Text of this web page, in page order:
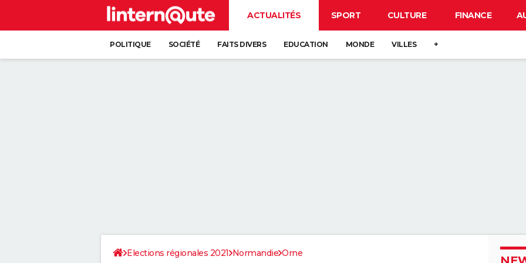
ACTUALITÉS SPORT CULTURE FINANCE
POLITIQUE SOCIÉTÉ FAITS DIVERS EDUCATION MONDE VILLES +
Elections régionales 2021 Normandie Orne